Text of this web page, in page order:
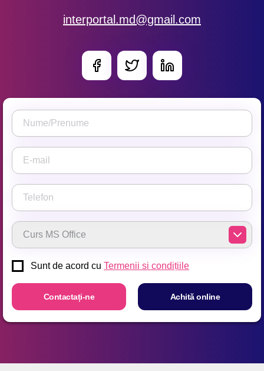
interportal.md@gmail.com
Sunt de acord cu Termenii si condițiile
Aсhită online